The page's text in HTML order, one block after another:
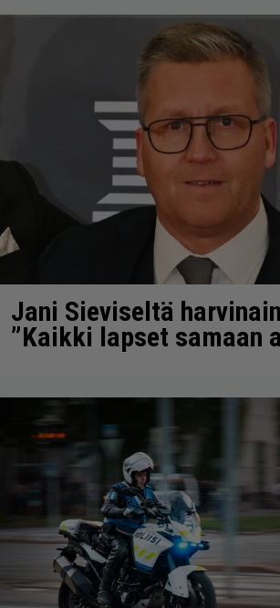
Jani Sieviseltä
”Kaikki lapset samaan